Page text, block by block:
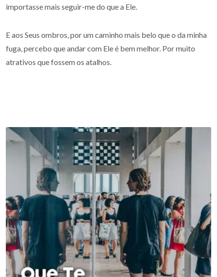
importasse mais seguir-me do que a Ele.
E aos Seus ombros, por um caminho mais belo que o da minha
fuga, percebo que andar com Ele é bem melhor. Por muito
atrativos que fossem os atalhos.